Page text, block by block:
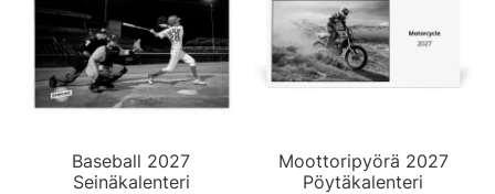
Baseball 2027
Seinäkalenteri
Moottoripyörä 2027
Pöytäkalenteri